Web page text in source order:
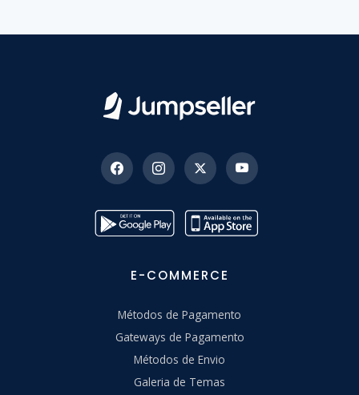
E-COMMERCE
Métodos de Pagamento
Gateways de Pagamento
Métodos de Envio
Galeria de Temas